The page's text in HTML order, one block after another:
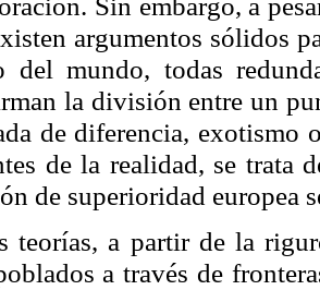
argumentos sólidos
del mundo, todas
la división entre un
de diferencia, exotismo
de la realidad, se trata
de superioridad europea
teorías, a partir de la
a través de